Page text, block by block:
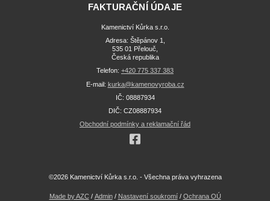
FAKTURAČNÍ ÚDAJE
Kamenictví Kůrka s.r.o.
Adresa: Štěpánov 1,
535 01 Přelouč,
Česká republika
Telefon: +420 775 337 383
E-mail: kurka@kamenovyroba.cz
IČ: 08887934
DIČ: CZ08887934
Obchodní podmínky a reklamační řád
©2026 Kamenictví Kůrka s.r.o. - Všechna práva vyhrazena
Made by AZC/ Admin/ Nastavení soukromí/ Ochrana OÚ